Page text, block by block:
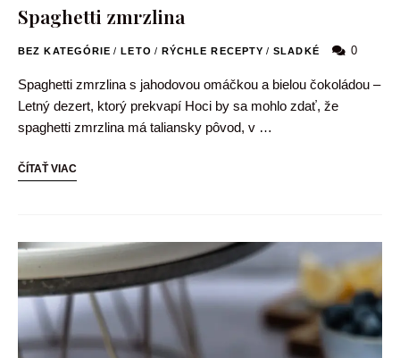
Spaghetti zmrzlina
BEZ KATEGÓRIE / LETO / RÝCHLE RECEPTY / SLADKÉ 0
Spaghetti zmrzlina s jahodovou omáčkou a bielou čokoládou –
Letný dezert, ktorý prekvapí Hoci by sa mohlo zdať, že
spaghetti zmrzlina má taliansky pôvod, v …
ČÍTAŤ VIAC